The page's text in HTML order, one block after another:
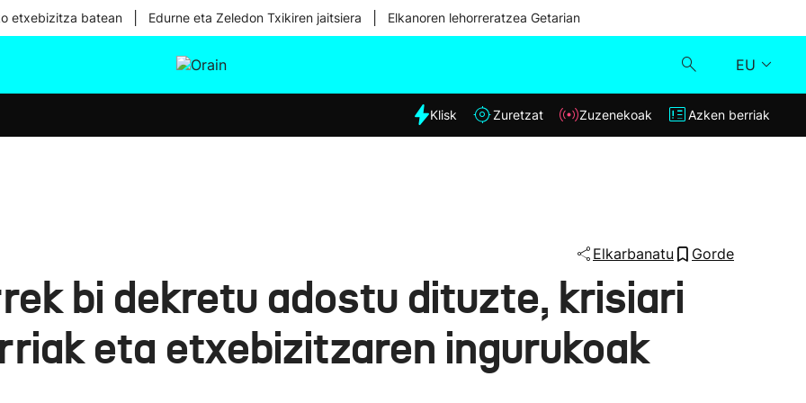
etxebizitza batean Edurne eta Zeledon Txikiren jaitsiera Elkanoren lehorreratzea Getarian
EU
Eguraldia
Klisk
Azken berriak
Klisk Zuretzat Zuzenekoak Azken berriak
Elkarbanatu Gorde
bi dekretu adostu dituzte, krisiari
eta etxebizitzaren ingurukoak